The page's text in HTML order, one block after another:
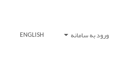
ورود به سامانه ENGLISH